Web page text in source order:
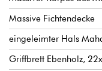
Massive Fichtendecke
eingeleimter Hals
Griffbrett Ebenholz,